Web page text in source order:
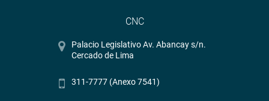
CNC
Palacio Legislativo Av. Abancay s/n.
Cercado de Lima
311-7777 (Anexo 7541)